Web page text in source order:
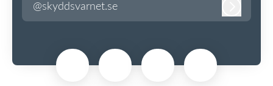
@skyddsvarnet.se